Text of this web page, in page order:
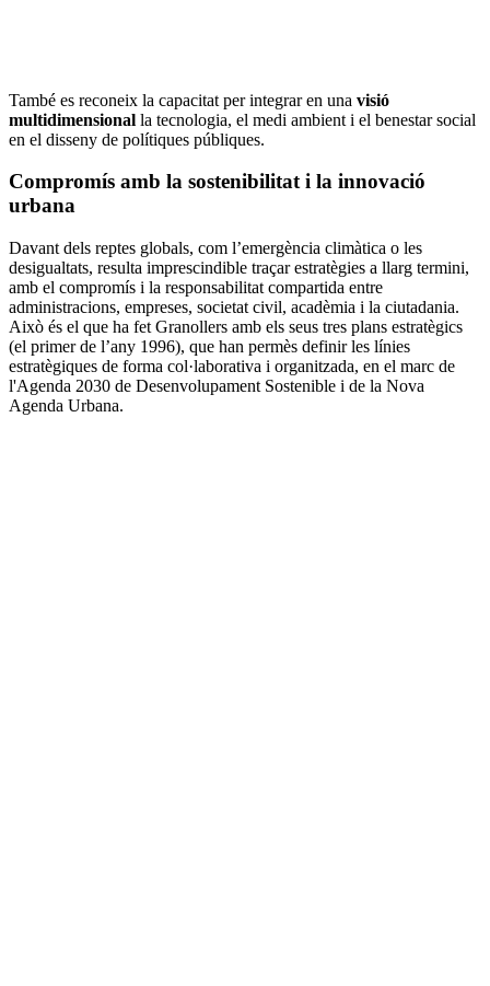
També es reconeix la capacitat per integrar en una visió
multidimensional la tecnologia, el medi ambient i el benestar social
en el disseny de polítiques públiques.
Compromís amb la sostenibilitat i la innovació
urbana
Davant dels reptes globals, com l’emergència climàtica o les
desigualtats, resulta imprescindible traçar estratègies a llarg termini,
amb el compromís i la responsabilitat compartida entre
administracions, empreses, societat civil, acadèmia i la ciutadania.
Això és el que ha fet Granollers amb els seus tres plans estratègics
(el primer de l’any 1996), que han permès definir les línies
estratègiques de forma col·laborativa i organitzada, en el marc de
l'Agenda 2030 de Desenvolupament Sostenible i de la Nova
Agenda Urbana.